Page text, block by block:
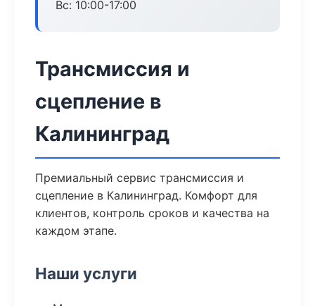
Вс: 10:00-17:00
Трансмиссия и
сцепление в
Калининград
Премиальный сервис трансмиссия и
сцепление в Калининград. Комфорт для
клиентов, контроль сроков и качества на
каждом этапе.
Наши услуги